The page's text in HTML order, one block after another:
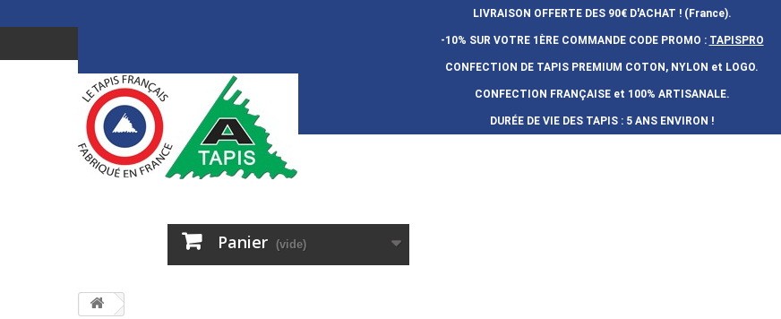
LIVRAISON OFFERTE DES 90€ D'ACHAT ! (France).
-10% SUR VOTRE 1ÈRE COMMANDECODE PROMO : TAPISPRO
CONFECTION DE TAPIS PREMIUM COTON, NYLON et LOGO.
CONFECTION FRAN ÇAISE et 100% ARTISANALE.
DURÉE DE VIE DES TAPIS : 5 ANS ENVIRON !
Panier (vide)